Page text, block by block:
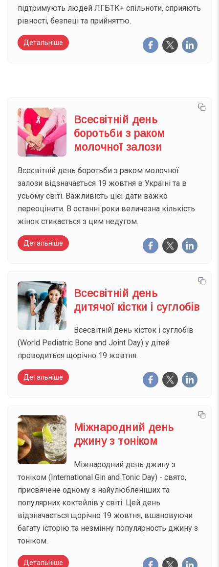
підтримують людей ЛГБТК+ спільноти, сприяють
рівності, безпеці та прийняттю.
Детальніше
Всесвітній день
боротьби з раком
молочної залози
Всесвітній день боротьби з раком молочної
залози відзначається 19 жовтня в Україні та в
усьому світі. Важливість цієї дати важко
переоцінити. В останні роки величезна кількість
жінок стикається з цим недугом.
Детальніше
Всесвітній день
дитячої кістки і суглобів
Всесвітній день кісток і суглобів
(World Pediatric Bone and Joint Day) у дітей
проводиться щорічно 19 жовтня.
Детальніше
Міжнародний день
джину з тоніком
Міжнародний день джину з
тоніком (International Gin and Tonic Day) - свято,
присвячене одному з найулюбленіших та
популярних коктейлів у світі. Цей день
відзначається щорічно 19 жовтня, вшановуючи
багату історію та незмінну популярность джину з
тоніком.
Детальніше